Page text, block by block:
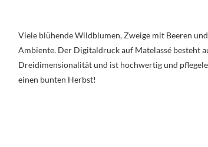
Viele blühende Wildblumen, Zweige mit Beeren
Ambiente. Der Digitaldruck auf Matelassé besteht
Dreidimensionalität und ist hochwertig und
einen bunten Herbst!